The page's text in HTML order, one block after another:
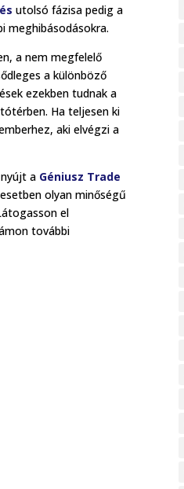
utolsó fázisa pedig a
meghibásodásokra.
a nem megfelelő
a különböző
ezekben tudnak a
Ha teljesen ki
aki elvégzi a
a Géniusz Trade
olyan minőségű
el
további